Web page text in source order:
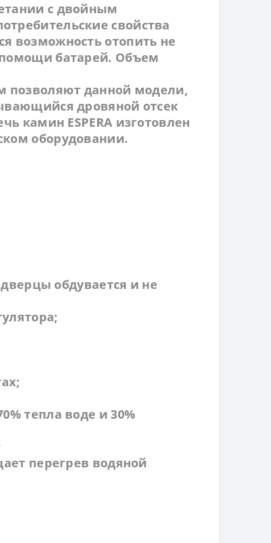
с двойным
свойства
возможность отопить не
батарей. Объем
позволяют данной модели,
дровяной отсек
камин ESPERA изготовлен
оборудовании.
обдувается и не
тепла воде и 30%
перегрев водяной